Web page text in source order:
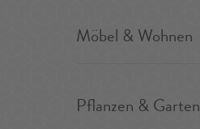
Möbel & Wohnen
Pflanzen & Garten